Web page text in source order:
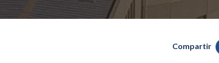
Compartir